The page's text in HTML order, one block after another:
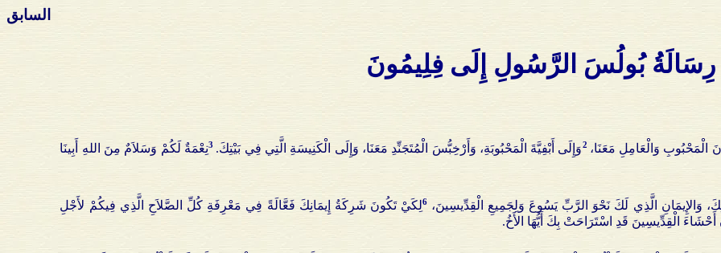
السابق
رِسَالَةُ بُولُسَ الرَّسُولِ إِلَى فِلِيمُونَ
الْمَحْبُوبِ وَالْعَامِلِ مَعَنَا، وَإِلَى أَبْفِيَّةَ الْمَحْبُوبَةِ، وَأَرْخِبُّسَ الْمُتَجَنِّدِ مَعَنَا، وَإِلَى الْكَنِيسَةِ الَّتِي فِي بَيْتِكَ. 3
نِعْمَةٌ لَكُمْ وَسَلاَمٌ مِنَ اللهِ أَبِينَا
وَالإِيمَانِ الَّذِي لَكَ نَحْوَ الرَّبِّ يَسُوعَ وَلِجَمِيعِ الْقِدِّيسِينَ،
لِكَيْ تَكُونَ شَرِكَةُ إِيمَانِكَ فَعَّالَةً فِي مَعْرِفَةِ كُلِّ الصَّلاَحِ الَّذِي فِيكُمْ لأَجْلِ
الْقِدِّيسِينَ قَدِ اسْتَرَاحَتْ بِكَ أَيُّهَا الأَخُ.